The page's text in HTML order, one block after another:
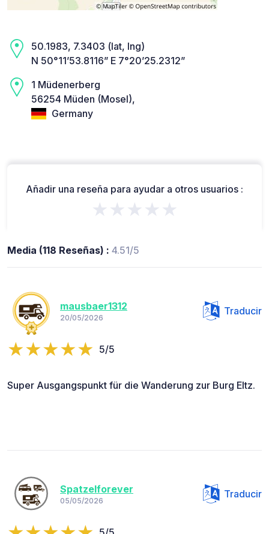
50.1983, 7.3403 (lat, lng)
N 50°11’53.8116” E 7°20’25.2312”
1 Müdenerberg
56254 Müden (Mosel),
Germany
Añadir una reseña para ayudar a otros usuarios :
★★★★★
Media (118 Reseñas) : 4.51/5
mausbaer1312
20/05/2026
Traducir
5/5
Super Ausgangspunkt für die Wanderung zur Burg Eltz.
Spatzelforever
05/05/2026
Traducir